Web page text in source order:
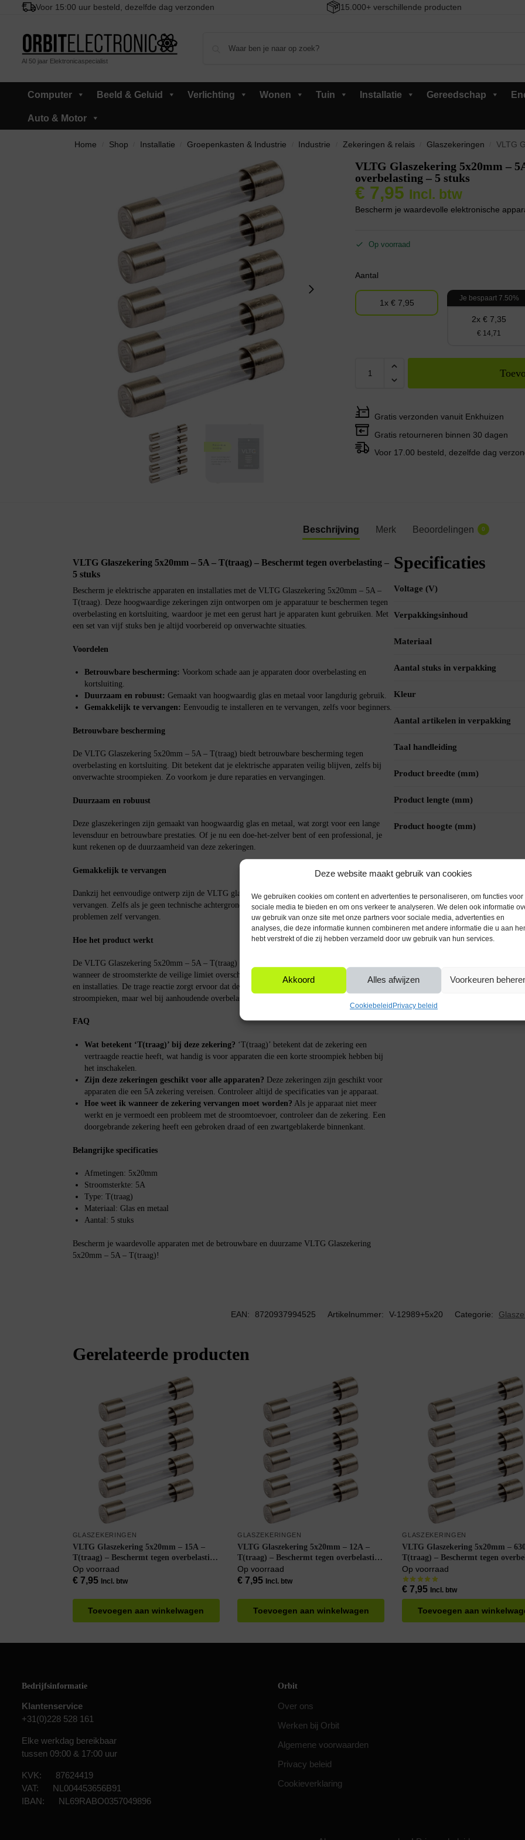
Deze website maakt gebruik van cookies
We gebruiken cookies om content en advertenties te personaliseren, om functies voor
sociale media te bieden en om ons verkeer te analyseren. We delen ook informatie
uw gebruik van onze site met onze partners voor sociale media, advertenties en
analyses, die deze informatie kunnen combineren met andere informatie die u aan
hebt verstrekt of die zij hebben verzameld door uw gebruik van hun services.
Akkoord Alles afwijzen Voorkeuren
Cookiebeleid Privacy beleid
Voor 15:00 uur besteld, dezelfde dag verzonden 15.000+ verschillende producten
Al 50 jaar Elektronicaspecialist
Computer Beeld & Geluid Verlichting Wonen Tuin Installatie Gereedschap
Auto & Motor
Home Shop Installatie Groepenkasten & Industrie Industrie Zekeringen & relais Glaszekeringen VLTG
VLTG Glaszekering 5x20mm –
overbelasting – 5 stuks
€ 7,95 Incl. btw
Bescherm je waardevolle elektronische
Op voorraad
Aantal
1x € 7,95 Je bespaart 7.50%
2x € 7,35
€ 14,71
Gratis verzonden vanuit Enkhuizen
Gratis retourneren binnen 30 dagen
Voor 17.00 besteld, dezelfde dag
Beschrijving Merk Beoordelingen 0
VLTG Glaszekering 5x20mm – 5A – T(traag) – Beschermt tegen overbelasting –
5 stuks
Bescherm je elektrische apparaten en installaties met de VLTG Glaszekering 5x20mm – 5A –
T(traag). Deze hoogwaardige zekeringen zijn ontworpen om je apparatuur te beschermen tegen
overbelasting en kortsluiting, waardoor je met een gerust hart je apparaten kunt gebruiken. Met
een set van vijf stuks ben je altijd voorbereid op onverwachte situaties.
Voordelen
Betrouwbare bescherming: Voorkom schade aan je apparaten door overbelasting en
kortsluiting.
Duurzaam en robuust: Gemaakt van hoogwaardig glas en metaal voor langdurig gebruik.
Gemakkelijk te vervangen: Eenvoudig te installeren en te vervangen, zelfs voor beginners.
Betrouwbare bescherming
De VLTG Glaszekering 5x20mm – 5A – T(traag) biedt betrouwbare bescherming tegen
overbelasting en kortsluiting. Dit betekent dat je elektrische apparaten veilig blijven, zelfs bij
onverwachte stroompieken. Zo voorkom je dure reparaties en vervangingen.
Duurzaam en robuust
Deze glaszekeringen zijn gemaakt van hoogwaardig glas en metaal, wat zorgt voor een lange
levensduur en betrouwbare prestaties. Of je nu een doe-het-zelver bent of een professional, je
kunt rekenen op de duurzaamheid van deze zekeringen.
Gemakkelijk te vervangen
Dankzij het eenvoudige ontwerp zijn de VLTG glaszekeringen gemakkelijk te installeren en te
vervangen. Zelfs als je geen technische achtergrond hebt, kun je deze zekeringen zonder
problemen zelf vervangen.
Hoe het product werkt
De VLTG Glaszekering 5x20mm – 5A – T(traag) werkt door de stroomkring te onderbreken
wanneer de stroomsterkte de veilige limiet overschrijdt. Dit voorkomt schade aan je apparaten
en installaties. De trage reactie zorgt ervoor dat de zekering niet meteen doorslaat bij korte
stroompieken, maar wel bij aanhoudende overbelasting.
FAQ
Wat betekent ‘T(traag)’ bij deze zekering? ‘T(traag)’ betekent dat de zekering een
vertraagde reactie heeft, wat handig is voor apparaten die een korte stroompiek hebben bij
het inschakelen.
Zijn deze zekeringen geschikt voor alle apparaten? Deze zekeringen zijn geschikt voor
apparaten die een 5A zekering vereisen. Controleer altijd de specificaties van je apparaat.
Hoe weet ik wanneer de zekering vervangen moet worden? Als je apparaat niet meer
werkt en je vermoedt een probleem met de stroomtoevoer, controleer dan de zekering. Een
doorgebrande zekering heeft een gebroken draad of een zwartgeblakerde binnenkant.
Belangrijke specificaties
Afmetingen: 5x20mm
Stroomsterkte: 5A
Type: T(traag)
Materiaal: Glas en metaal
Aantal: 5 stuks
Bescherm je waardevolle apparaten met de betrouwbare en duurzame VLTG Glaszekering
5x20mm – 5A – T(traag)!
Specificaties
Voltage (V)
Verpakkingsinhoud
Materiaal
Aantal stuks in verpakking
Kleur
Aantal artikelen in verpakking
Taal handleiding
Product breedte (mm)
Product lengte (mm)
Product hoogte (mm)
EAN: 8720937994525 Artikelnummer: V-12989+5x20 Categorie:
Gerelateerde producten
GLASZEKERINGEN
VLTG Glaszekering 5x20mm – 15A –
T(traag) – Beschermt tegen overbelasting
– 5 stuks
Op voorraad
€7,95 Incl. btw
Toevoegen aan winkelwagen
GLASZEKERINGEN
VLTG Glaszekering 5x20mm – 12A –
T(traag) – Beschermt tegen overbelasting
– 5 stuks
Op voorraad
€7,95 Incl. btw
Toevoegen aan winkelwagen
GLASZEKERINGEN
VLTG Glaszekering 5x20mm –
T(traag) – Beschermt tegen
– 5 stuks
Op voorraad
€ 7,95 Incl. btw
Toevoegen aan
Bedrijfsinformatie
Klantenservice
+31(0)228 528 161
Elke werkdag bereikbaar
tussen 09:00 & 17:00 uur
KVK: 87624419
VAT: NL004453656B91
IBAN: NL69RABO0357049896
Orbit
Over ons
Werken bij Orbit
Algemene voorwaarden
Privacy beleid
Cookieverklaring